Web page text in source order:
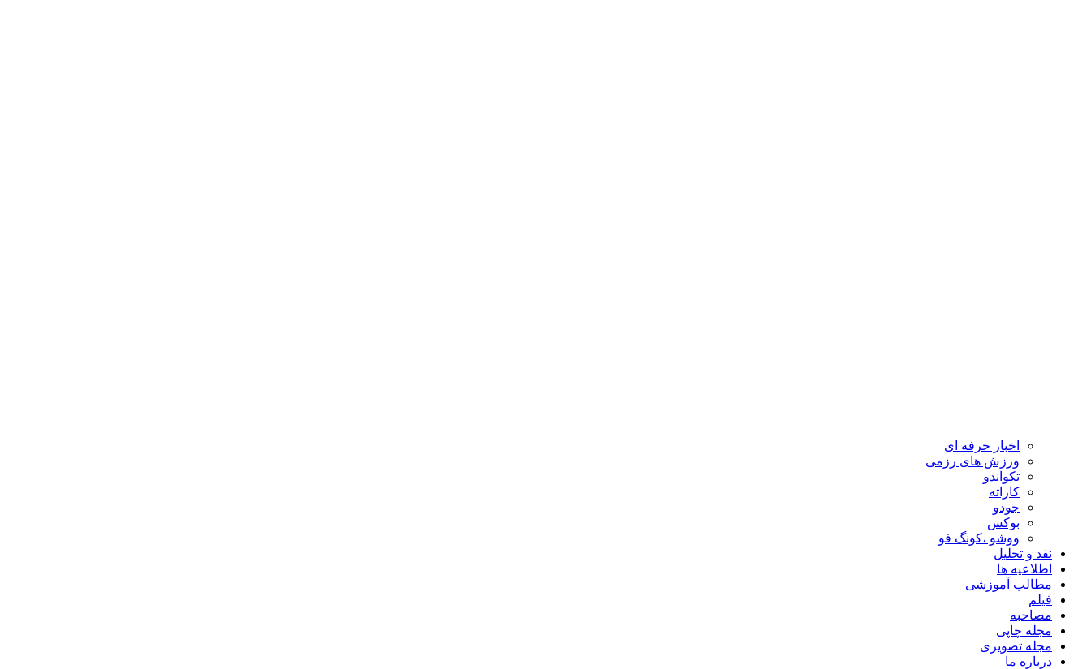
اخبار حرفه ای
ورزش های رزمی
تکواندو
کاراته
جودو
بوکس
ووشو ،کونگ فو
نقد و تحلیل
اطلاعیه ها
مطالب آموزشی
فیلم
مصاحبه
مجله چاپی
مجله تصویری
درباره ما